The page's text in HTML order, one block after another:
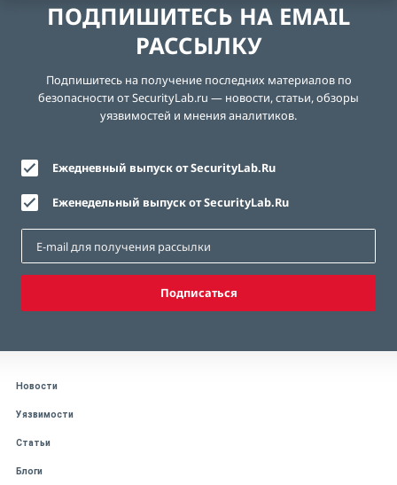
ПОДПИШИТЕСЬ НА EMAIL
РАССЫЛКУ
Подпишитесь на получение последних материалов по
безопасности от SecurityLab.ru — новости, статьи, обзоры
уязвимостей и мнения аналитиков.
Ежедневный выпуск от SecurityLab.Ru
Еженедельный выпуск от SecurityLab.Ru
Подписаться
Новости
Уязвимости
Статьи
Блоги